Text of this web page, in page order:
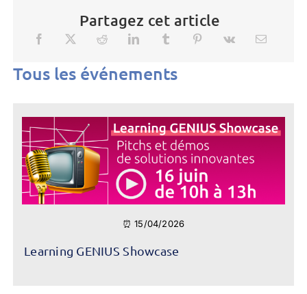
Partagez cet article
Tous les événements
⏰ 15/04/2026
Learning GENIUS Showcase